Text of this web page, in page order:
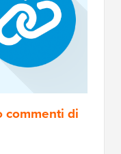
commenti di